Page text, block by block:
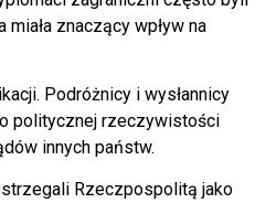
znaczący wpływ na
Podróżnicy i wysłannicy
politycznej rzeczywistości
innych państw.
Rzeczpospolitą jako